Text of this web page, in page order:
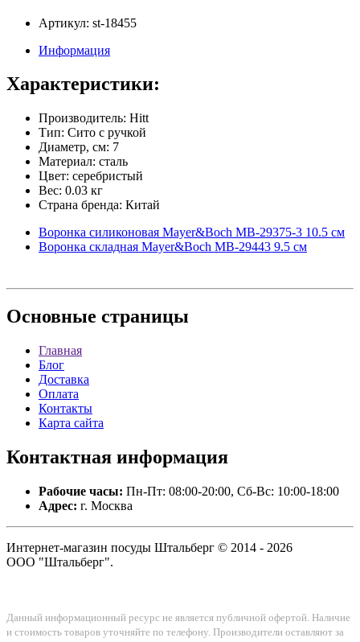
Артикул: st-18455
Информация
Характеристики:
Производитель: Hitt
Тип: Сито с ручкой
Диаметр, см: 7
Материал: сталь
Цвет: серебристый
Вес: 0.03 кг
Страна бренда: Китай
Воронка силиконовая Mayer&Boch MB-29375-3 10.5 см
Воронка складная Mayer&Boch MB-29443 9.5 см
Основные страницы
Главная
Блог
Доставка
Оплата
Контакты
Карта сайта
Контактная информация
Рабочие часы: Пн-Пт: 08:00-20:00, Сб-Вс: 10:00-18:00
Адрес: г. Москва
Интернет-магазин посуды Штальберг © 2014 - 2026
ООО "Штальберг".
Данный информационный ресурс не является публичной офертой. Наличие
и стоимость товаров уточняйте по телефону. Производители оставляют за